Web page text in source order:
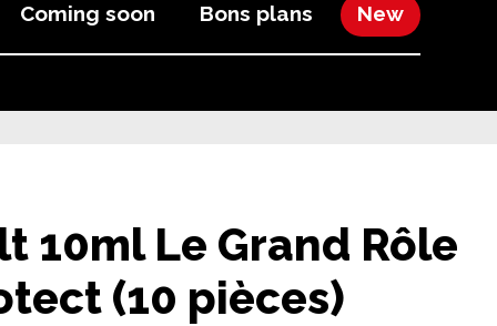
New
Bons plans
Coming soon
10ml Le Grand Rôle
(10 pièces)